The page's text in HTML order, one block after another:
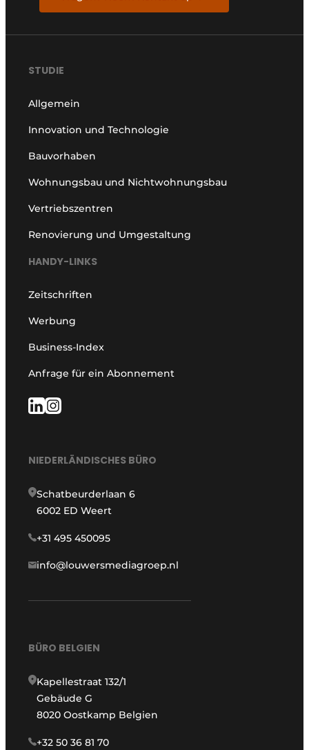
STUDIE
Allgemein
Innovation und Technologie
Bauvorhaben
Wohnungsbau und Nichtwohnungsbau
Vertriebszentren
Renovierung und Umgestaltung
HANDY-LINKS
Zeitschriften
Werbung
Business-Index
Anfrage für ein Abonnement
NIEDERLÄNDISCHES BÜRO
Schatbeurderlaan 6
6002 ED Weert
+31 495 450095
info@louwersmediagroep.nl
BÜRO BELGIEN
Kapellestraat 132/1
Gebäude G
8020 Oostkamp Belgien
+32 50 36 81 70